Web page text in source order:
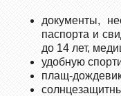
документы,
паспорта и
до 14 лет,
удобную
плащ-